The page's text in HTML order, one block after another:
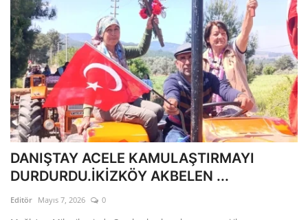
DANIŞTAY ACELE KAMULAŞTIRMAYI
DURDURDU.İKİZKÖY AKBELEN ...
Editör Mayıs 7, 2026 0